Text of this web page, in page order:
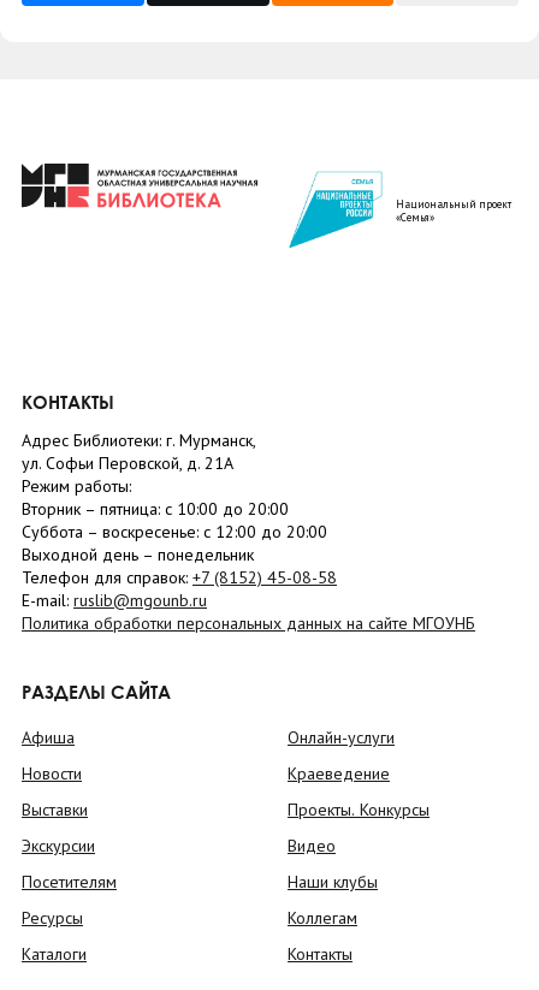
Национальный проект
«Семья»
КОНТАКТЫ
Адрес Библиотеки: г. Мурманск,
ул. Софьи Перовской, д. 21А
Режим работы:
Вторник – пятница: с 10:00 до 20:00
Суббота – воскресенье: c 12:00 до 20:00
Выходной день – понедельник
Телефон для справок: +7 (8152) 45-08-58
E-mail: ruslib@mgounb.ru
Политика обработки персональных данных на сайте МГОУНБ
РАЗДЕЛЫ САЙТА
Афиша
Новости
Выставки
Экскурсии
Посетителям
Ресурсы
Каталоги
Онлайн-услуги
Краеведение
Проекты. Конкурсы
Видео
Наши клубы
Коллегам
Контакты